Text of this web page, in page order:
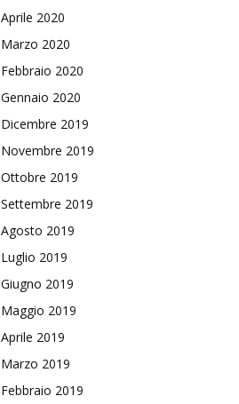
Aprile 2020
Marzo 2020
Febbraio 2020
Gennaio 2020
Dicembre 2019
Novembre 2019
Ottobre 2019
Settembre 2019
Agosto 2019
Luglio 2019
Giugno 2019
Maggio 2019
Aprile 2019
Marzo 2019
Febbraio 2019